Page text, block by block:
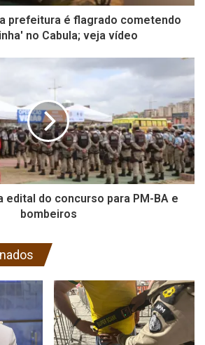
prefeitura é flagrado cometendo
no Cabula; veja vídeo
edital do concurso para PM-BA e
bombeiros